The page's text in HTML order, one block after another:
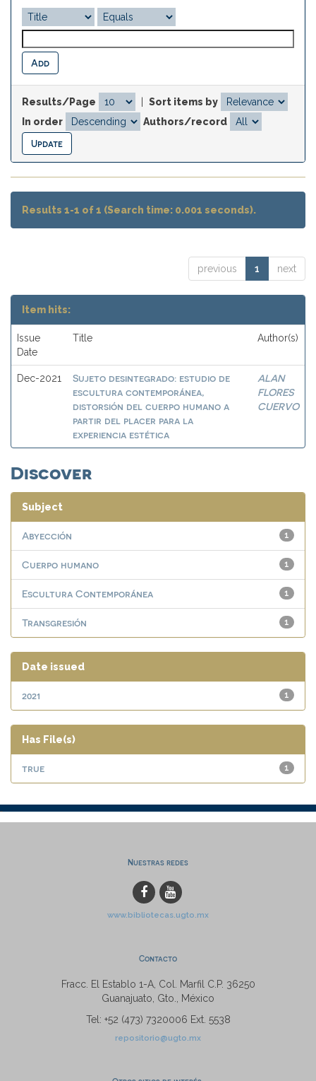
Results/Page
Sort items by
In order
Authors/record
Results 1-1 of 1 (Search time: 0.001 seconds).
previous 1 next
Item hits:
Issue
Date
Title Author(s)
Dec-2021
Sujeto desintegrado: estudio de
escultura contemporánea,
distorsión del cuerpo humano a
partir del placer para la
experiencia estética
ALAN
FLORES
CUERVO
Discover
Subject
1
Abyección
1
Cuerpo humano
1
Escultura Contemporánea
1
Transgresión
Date issued
1
2021
Has File(s)
1
true
Nuestras redes
www.bibliotecas.ugto.mx
Contacto
Fracc. El Establo 1-A, Col. Marfil C.P. 36250
Guanajuato, Gto., México
Tel: +52 (473) 7320006 Ext. 5538
repositorio@ugto.mx